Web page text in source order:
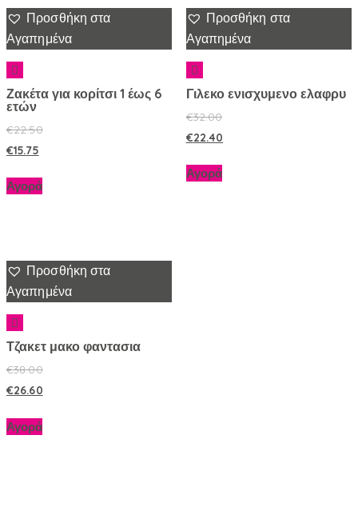
Προσθήκη στα
Αγαπημένα
Ζακέτα για κορίτσι 1 έως 6
ετών
€22.50
€15.75
Αγορά
Προσθήκη στα
Αγαπημένα
Γιλεκο ενισχυμενο ελαφρυ
€32.00
€22.40
Αγορά
Προσθήκη στα
Αγαπημένα
Τζακετ μακο φαντασια
€38.00
€26.60
Αγορά